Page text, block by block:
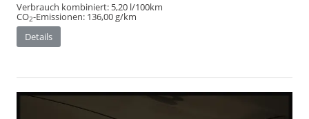
Verbrauch kombiniert: 5,20 l/100km
CO2-Emissionen: 136,00 g/km
Details